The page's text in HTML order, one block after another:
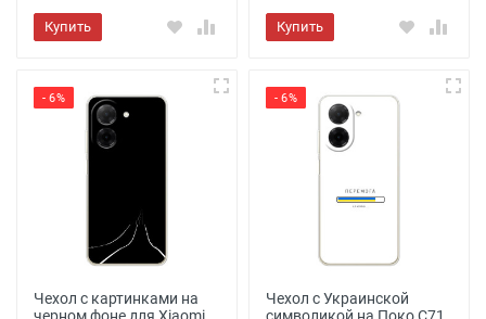
Купить Купить
- 6%
Чехол с картинками на
- 6%
Чехол с Украинской